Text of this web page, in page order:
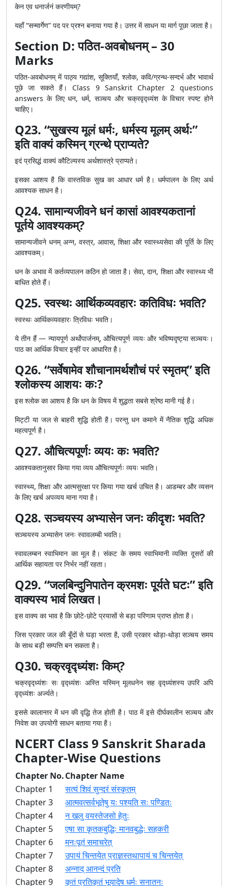
केन एव धनार्जनं करणीयम्?
यहाँ “सन्मार्गेण” पद पर प्रश्न बनाया गया है। उत्तर में साधन या मार्ग पूछा जाता है।
Section D: पठित-अवबोधनम् – 30
Marks
पठित-अवबोधनम् में पाठ्य गद्यांश, सूक्तियाँ, श्लोक, कवि/ग्रन्थ-सन्दर्भ और भावार्थ
पूछे जा सकते हैं। Class 9 Sanskrit Chapter 2 questions
answers के लिए धन, धर्म, सञ्चय और चक्रवृद्ध्यंश के विचार स्पष्ट होने
चाहिए।
Q23. “सुखस्य मूलं धर्मः, धर्मस्य मूलम् अर्थः”
इति वाक्यं कस्मिन् ग्रन्थे प्राप्यते?
इदं प्रसिद्धं वाक्यं कौटिल्यस्य अर्थशास्त्रे प्राप्यते।
इसका आशय है कि वास्तविक सुख का आधार धर्म है। धर्मपालन के लिए अर्थ
आवश्यक साधन है।
Q24. सामान्यजीवने धनं कासां आवश्यकतानां
पूर्तये आवश्यकम्?
सामान्यजीवने धनम् अन्न, वस्त्र, आवास, शिक्षा और स्वास्थ्यसेवा की पूर्ति के लिए
आवश्यकम्।
धन के अभाव में कर्तव्यपालन कठिन हो जाता है। सेवा, दान, शिक्षा और स्वास्थ्य भी
बाधित होते हैं।
Q25. स्वस्थः आर्थिकव्यवहारः कतिविधः भवति?
स्वस्थः आर्थिकव्यवहारः त्रिविधः भवति।
ये तीन हैं — न्यायपूर्ण अर्थोपार्जनम्, औचित्यपूर्ण व्ययः और भविष्यदृष्ट्या सञ्चयः।
पाठ का आर्थिक विचार इन्हीं पर आधारित है।
Q26. “सर्वेषामेव शौचानामर्थशौचं परं स्मृतम्” इति
श्लोकस्य आशयः कः?
इस श्लोक का आशय है कि धन के विषय में शुद्धता सबसे श्रेष्ठ मानी गई है।
मिट्टी या जल से बाहरी शुद्धि होती है। परन्तु धन कमाने में नैतिक शुद्धि अधिक
महत्वपूर्ण है।
Q27. औचित्यपूर्णः व्ययः कः भवति?
आवश्यकतानुसार किया गया व्यय औचित्यपूर्णः व्ययः भवति।
स्वास्थ्य, शिक्षा और आत्मसुरक्षा पर किया गया खर्च उचित है। आडम्बर और व्यसन
के लिए खर्च अपव्यय माना गया है।
Q28. सञ्चयस्य अभ्यासेन जनः कीदृशः भवति?
सञ्चयस्य अभ्यासेन जनः स्वावलम्बी भवति।
स्वावलम्बन स्वाभिमान का मूल है। संकट के समय स्वाभिमानी व्यक्ति दूसरों की
आर्थिक सहायता पर निर्भर नहीं रहता।
Q29. “जलबिन्दुनिपातेन क्रमशः पूर्यते घटः” इति
वाक्यस्य भावं लिखत।
इस वाक्य का भाव है कि छोटे-छोटे प्रयासों से बड़ा परिणाम प्राप्त होता है।
जिस प्रकार जल की बूँदों से घड़ा भरता है, उसी प्रकार थोड़ा-थोड़ा सञ्चय समय
के साथ बड़ी सम्पत्ति बन सकता है।
Q30. चक्रवृद्ध्यंशः किम्?
चक्रवृद्ध्यंशः सः वृद्ध्यंशः अस्ति यस्मिन् मूलधनेन सह वृद्ध्यंशस्य उपरि अपि
वृद्ध्यंशः अर्ज्यते।
इससे कालान्तर में धन की वृद्धि तेज होती है। पाठ में इसे दीर्घकालीन सञ्चय और
निवेश का उपयोगी साधन बताया गया है।
NCERT Class 9 Sanskrit Sharada
Chapter-Wise Questions
Chapter No.Chapter Name
Chapter 1
सत्यं शिवं सुन्दरं संस्कृतम्
Chapter 3
आत्मवत्सर्वभूतेषु यः पश्यति सः पण्डितः
Chapter 4
न खलु वयस्तेजसो हेतुः
Chapter 5
एषा सा कृतकबुद्धिः मानवबुद्धेः सहकरी
Chapter 6
मनःपूतं समाचरेत्
Chapter 7
उपायं चिन्तयेत् प्राज्ञस्तथापायं च चिन्तयेत्
Chapter 8
अन्नाद् आनन्दं प्रति
Chapter 9
कृतं प्रतिकृतं भूयादेष धर्मः सनातनः